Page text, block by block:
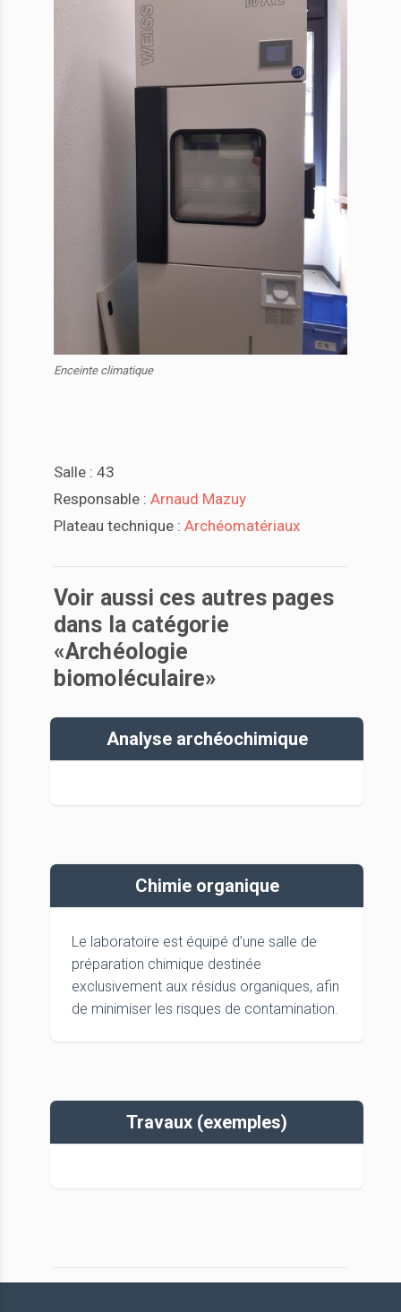
Enceinte climatique
Salle : 43
Responsable : Arnaud Mazuy
Plateau technique : Archéomatériaux
Voir aussi ces autres pages
dans la catégorie
«Archéologie
biomoléculaire»
Analyse archéochimique
Chimie organique
Le laboratoire est équipé d’une salle de
préparation chimique destinée
exclusivement aux résidus organiques, afin
de minimiser les risques de contamination.
Travaux (exemples)